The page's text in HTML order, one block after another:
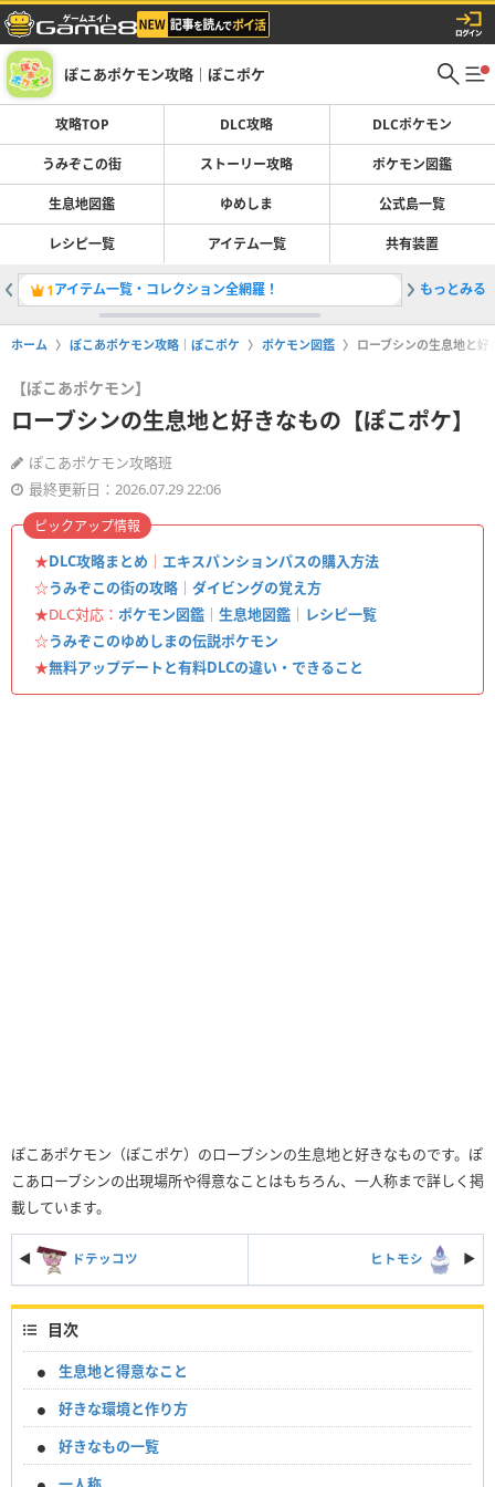
ぽこあポケモン攻略｜ぽこポケ
攻略TOP DLC攻略 DLCポケモン
うみぞこの街 ストーリー攻略 ポケモン図鑑
生息地図鑑 ゆめしま 公式島一覧
レシピ一覧 アイテム一覧 共有装置
1アイテム一覧・コレクション全網羅！ 2ミキサ
もっとみる
ホーム ぽこあポケモン攻略｜ぽこポケ ポケモン図鑑 ローブシンの生息地と
【ぽこあポケモン】
ローブシンの生息地と好きなもの【ぽこポケ】
ぽこあポケモン攻略班
最終更新日：2026.07.29 22:06
★DLC攻略まとめ ｜ エキスパンションパスの購入方法
☆うみぞこの街の攻略 ｜ ダイビングの覚え方
★DLC対応： ポケモン図鑑 ｜ 生息地図鑑 ｜ レシピ一覧
☆うみぞこのゆめしまの伝説ポケモン
★無料アップデートと有料DLCの違い・できること
ピックアップ情報
ぽこあポケモン（ぽこポケ）のローブシンの生息地と好きなものです。ぽ
こあローブシンの出現場所や得意なことはもちろん、一人称まで詳しく掲
載しています。
◀ ドテッコツ ヒトモシ ▶︎
目次
生息地と得意なこと
好きな環境と作り方
好きなもの一覧